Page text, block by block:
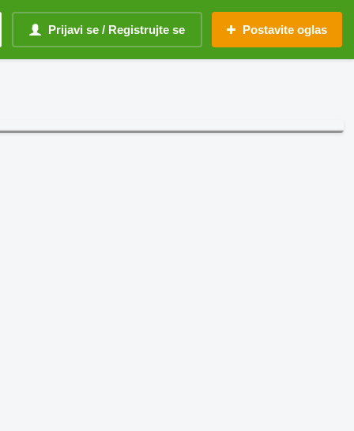
Prijavi se / Registrujte se Postavite oglas